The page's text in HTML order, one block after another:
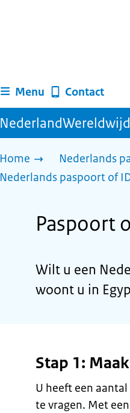
Menu Contact
NederlandWereldwijd
Home
Nederlands
Nederlands paspoort of
Paspoort
Wilt u een
woont u in
Stap 1:
U heeft een
te vragen. Met